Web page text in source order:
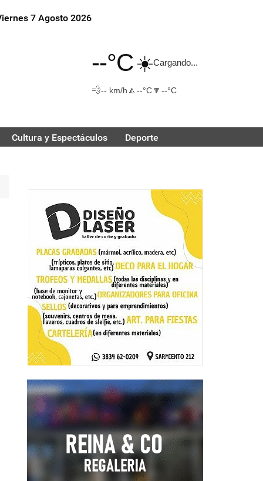
7 Agosto 2026
--°C☀️Cargando...
💨-- km/h 🔼 --°C🔽 --°C
Cultura y Espectáculos Deporte